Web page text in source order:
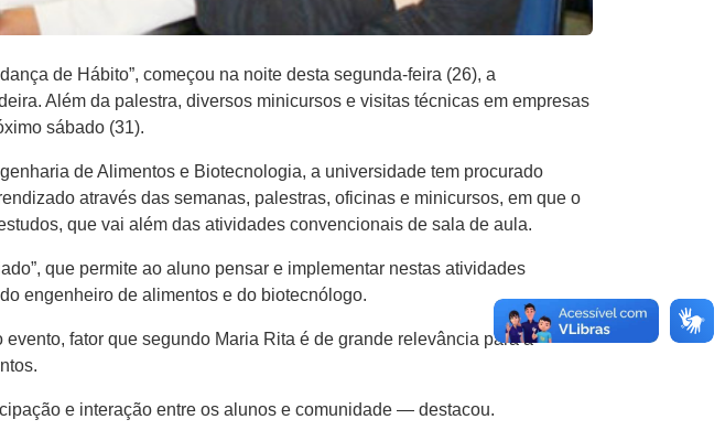
de Hábito”, começou na noite desta segunda-feira (26), a
Além da palestra, diversos minicursos e visitas técnicas em empresas
sábado (31).
de Alimentos e Biotecnologia, a universidade tem procurado
através das semanas, palestras, oficinas e minicursos, em que o
que vai além das atividades convencionais de sala de aula.
que permite ao aluno pensar e implementar nestas atividades
engenheiro de alimentos e do biotecnólogo.
fator que segundo Maria Rita é de grande relevância para a
e interação entre os alunos e comunidade — destacou.